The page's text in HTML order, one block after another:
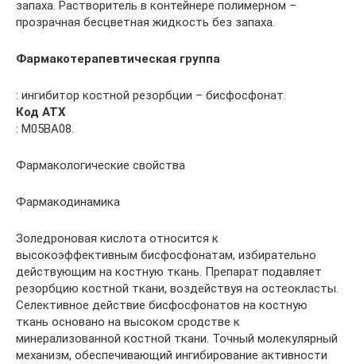
запаха. Растворитель в контейнере полимерном –
прозрачная бесцветная жидкость без запаха.
Фармакотерапевтическая группа
: ингибитор костной резорбции – бисфосфонат.
Код АТХ
: М05ВА08.
Фармакологические свойства
Фармакодинамика
Золедроновая кислота относится к
высокоэффективным биcфосфонатам, избирательно
действующим на костную ткань. Препарат подавляет
резорбцию костной ткани, воздействуя на остеокласты.
Селективное действие бисфосфонатов на костную
ткань основано на высоком сродстве к
минерализованной костной ткани. Точный молекулярный
механизм, обеспечивающий ингибирование активности